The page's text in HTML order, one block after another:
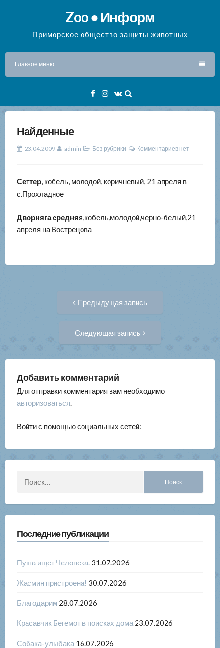
содержимому
Zoo ● Информ
Приморское общество защиты животных
Главное меню
Facebook
Instagram
VK
Найденные
23.04.2009 admin Без рубрики Комментариев нет
Сеттер, кобель, молодой, коричневый, 21 апреля в
с.Прохладное
Дворняга средняя,кобель,молодой,черно-белый,21
апреля на Вострецова
Навигация
записям
Предыдущая запись
Следующая запись
Добавить комментарий
Для отправки комментария вам необходимо
авторизоваться.
Войти с помощью социальных сетей:
Последние публикации
Пуша ищет Человека. 31.07.2026
Жасмин пристроена! 30.07.2026
Благодарим 28.07.2026
Красавчик Бегемот в поисках дома 23.07.2026
Собака-улыбака 16.07.2026